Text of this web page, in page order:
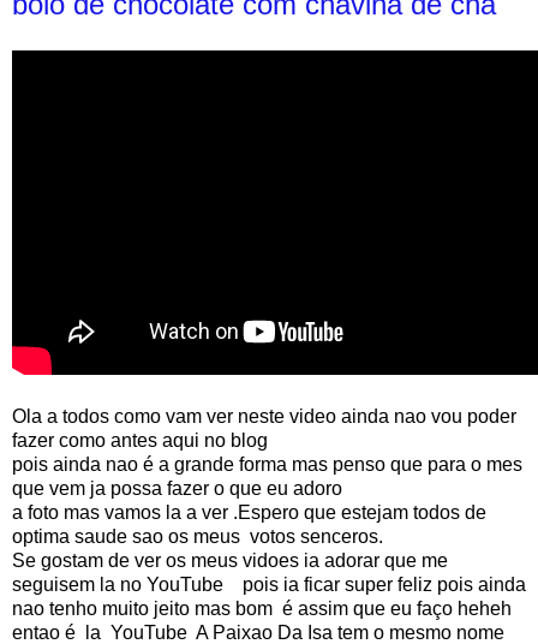
Ola a todos como vam ver neste video ainda nao vou poder
fazer como antes aqui no blog
pois ainda nao é a grande forma mas penso que para o mes
que vem ja possa fazer o que eu adoro
a foto mas vamos la a ver .Espero que estejam todos de
optima saude sao os meus votos senceros.
Se gostam de ver os meus vidoes ia adorar que me
seguisem la no YouTube pois ia ficar super feliz pois ainda
nao tenho muito jeito mas bom é assim que eu faço heheh
entao é la YouTube A Paixao Da Isa tem o mesmo nome